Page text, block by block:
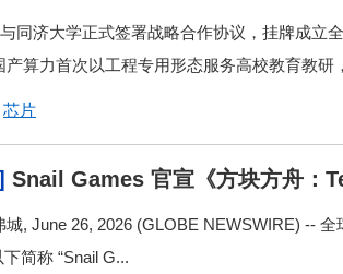
同济大学正式签署战略合作协议，挂牌成立
产算力首次以工程专用形态服务高校教育教
芯片
Snail Games 官宣《方块方舟：
卖活动及《颂钟长鸣》主机版持
城, June 26, 2026 (GLOBE NEWSWIRE) --
简称 “Snail G...